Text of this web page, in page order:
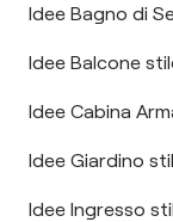
Idee Bagno di
Idee Balcone
Idee Cabina
Idee Giardino
Idee Ingresso